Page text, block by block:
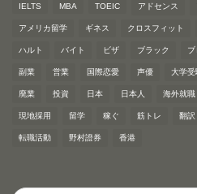
IELTS MBA TOEIC アドセンス
アメリカ留学 ギネス クロスフィット
ハルト バイト ビザ ブラック
副業 営業 国際恋愛 声優 大学受
廃業 投資 日本 日本人 海外就職
現地採用 留学 稼ぐ 筋トレ 翻訳
転職活動 野村證券 香港